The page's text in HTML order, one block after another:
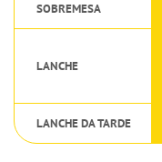
SOBREMESA
LANCHE
LANCHE DA TARDE